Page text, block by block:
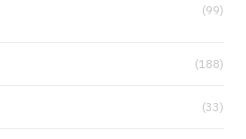
(99)
(188)
(33)